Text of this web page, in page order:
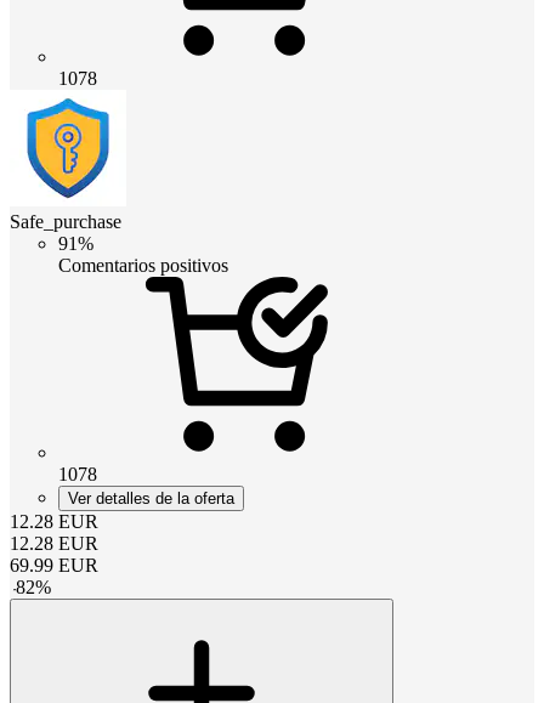
1078
Safe_purchase
91%
Comentarios positivos
1078
Ver detalles de la oferta
12.28 EUR
12.28 EUR
69.99 EUR
-82%